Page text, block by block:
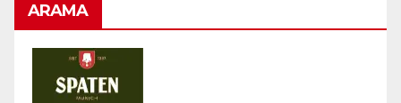
ARAMA